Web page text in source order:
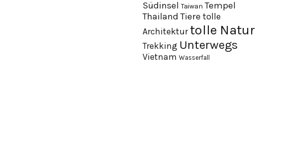
Südinsel Taiwan Tempel
Thailand Tiere tolle
Architektur tolle Natur
Trekking Unterwegs
Vietnam Wasserfall